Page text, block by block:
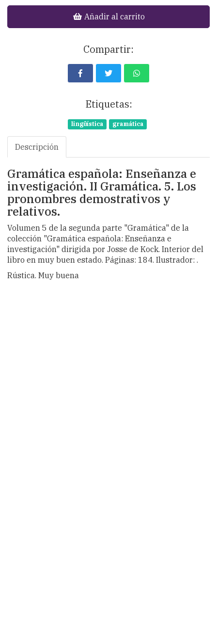
Añadir al carrito
Compartir:
Etiquetas:
lingüística gramática
Descripción
Gramática española: Enseñanza e
investigación. II Gramática. 5. Los
pronombres demostrativos y
relativos.
Volumen 5 de la segunda parte "Gramática" de la
colección "Gramática española: Enseñanza e
investigación" dirigida por Josse de Kock. Interior del
libro en muy buen estado. Páginas: 184. Ilustrador: .
Rústica. Muy buena